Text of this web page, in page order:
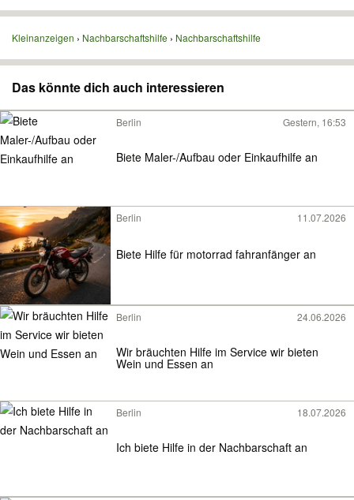
Kleinanzeigen Nachbarschaftshilfe Nachbarschaftshilfe
Das könnte dich auch interessieren
Berlin Gestern, 16:53
Biete Maler-/Aufbau oder Einkaufhilfe an
Berlin 11.07.2026
Biete Hilfe für motorrad fahranfänger an
Berlin 24.06.2026
Wir bräuchten Hilfe im Service wir bieten
Wein und Essen an
Berlin 18.07.2026
Ich biete Hilfe in der Nachbarschaft an